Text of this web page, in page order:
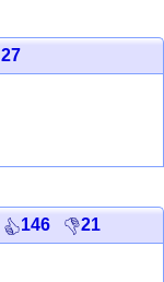
27
146 21